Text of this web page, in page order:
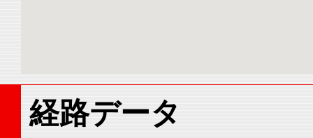
経路データ